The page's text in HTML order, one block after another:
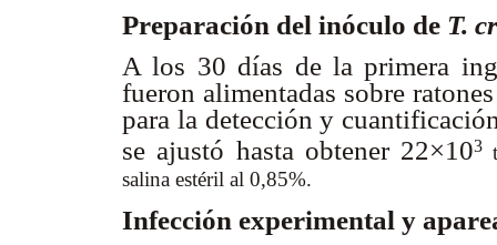
Preparación del inóculo de T.
A los 30 días de la primera
fueron alimentadas sobre
para la detección y
se ajustó hasta obtener 22×103
salina estéril al 0,85%.
Infección experimental y